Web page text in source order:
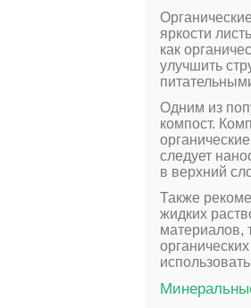
яркости
как
улучшить
Одним из
компост.
следует
в верхний
Также
жидких
материалов,